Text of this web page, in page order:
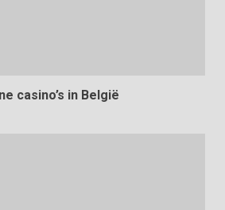
casino’s in België